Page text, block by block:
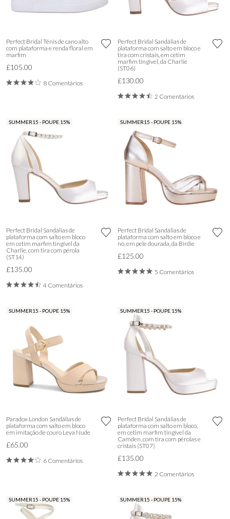
Perfect Bridal Ténis de cano alto
com plataforma e renda floral em
marfim
£105.00
8 Comentários
Perfect Bridal Sandálias de
plataforma com salto em bloco e
tira com cristais, em cetim
marfim tingível, da Charlie
(ST06)
£130.00
2 Comentários
SUMMER15 - POUPE 15%
Perfect Bridal Sandálias de
plataforma com salto em bloco
em cetim marfim tingível da
Charlie, com tira com pérola
(ST14)
£135.00
4 Comentários
SUMMER15 - POUPE 15%
Perfect Bridal Sandálias de
plataforma com salto em bloco e
nó, em pele dourada, da Birdie
£125.00
5 Comentários
SUMMER15 - POUPE 15%
Paradox London Sandálias de
plataforma com salto em bloco
em imitação de couro Leya Nude
£65.00
6 Comentários
SUMMER15 - POUPE 15%
Perfect Bridal Sandálias de
plataforma com salto em bloco,
em cetim marfim tingível da
Camden, com tira com pérolas e
cristais (ST07)
£135.00
2 Comentários
SUMMER15 - POUPE 15% SUMMER15 - POUPE 15%